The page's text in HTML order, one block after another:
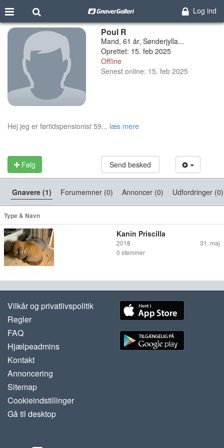
Log ind
Poul R
Mand, 61 år, Sønderjylla...
Oprettet: 15. feb 2025
Offline
Senest online: 15. feb 2025
Hej jeg er førtidspensionist 59... læs mere
Følg Send besked
Gnavere (1) Forumemner (0) Annoncer (0) Udfordringer (0)
Type & Navn
Kanin Priscilla
2018
31. maj
0 stemmer
Vilkår og privatlivspolitik
Regler
FAQ
Hjælpeadmins
Kontakt
Annoncering
Sitemap
Cookieindstillinger
Gå til desktop